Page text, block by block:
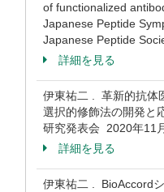
of functionalized
Japanese Peptide
Japanese Peptide
詳細を見る
伊東祐二 . 革新的抗体
選択的修飾法の開発と
研究発表会 2020年11
詳細を見る
伊東祐二 . BioAccord